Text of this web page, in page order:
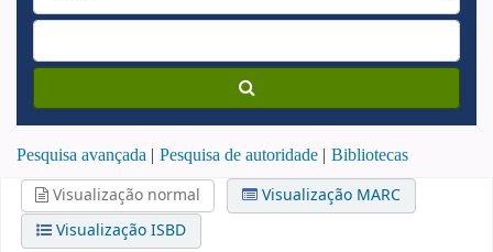
Pesquisa avançada Pesquisa de autoridade Bibliotecas
Visualização normal
Visualização MARC
Visualização ISBD